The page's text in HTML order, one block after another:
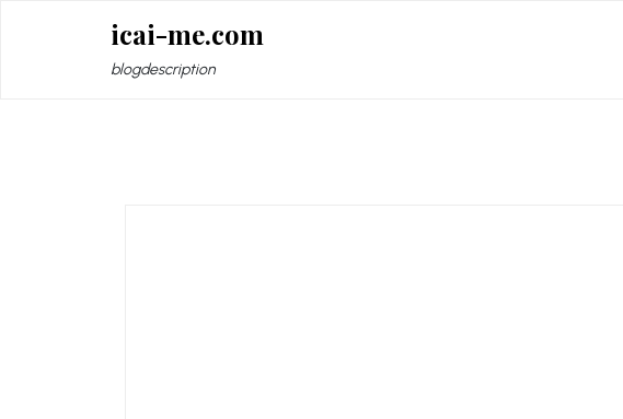
icai-me.com
blogdescription